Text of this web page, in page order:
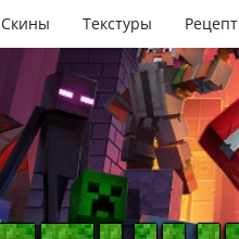
Скины Текстуры